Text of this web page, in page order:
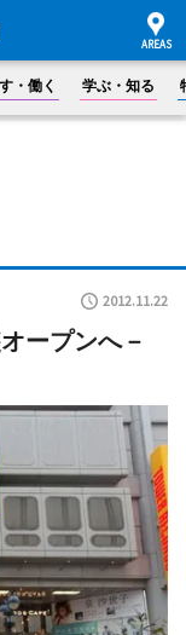
・働く 学ぶ・知る
2012.11.22
ープンへ－